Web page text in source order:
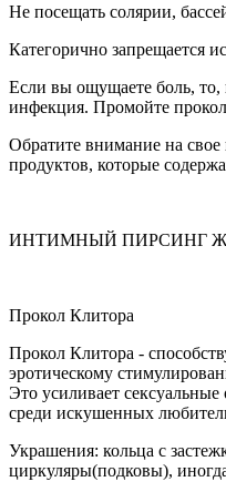
Не посещать солярии,
Категорично запрещается
Если вы ощущаете боль, то,
инфекция. Промойте
Обратите внимание на
продуктов, которые
ИНТИМНЫЙ ПИРСИНГ
Прокол Клитора
Прокол Клитора -
эротическому
Это усиливает
среди искушенных
Украшения: кольца с
циркуляры(подковы),